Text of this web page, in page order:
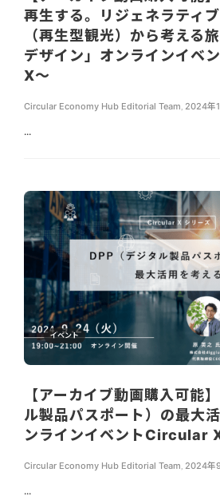
再生する。リジェネラティ
（再生型観光）から考える
デザイン」オンラインイベ
X〜
Circular Economy Hub Editorial Team 2024年
...
イベント
【アーカイブ動画購入可能
ル製品パスポート）の最大
ンラインイベントCircular
Circular Economy Hub Editorial Team, 2024年
...